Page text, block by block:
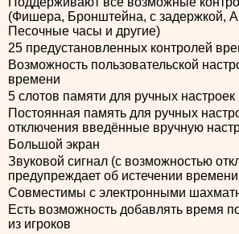
(Фишера, Бронштейна, с задержкой,
Песочные часы и другие)
25 предустановленных контролей
Возможность пользовательской
времени
5 слотов памяти для ручных настроек
Постоянная память для ручных
отключения введённые вручную
Большой экран
Звуковой сигнал (с возможностью
предупреждает об истечении времени
Совместимы с электронными
Есть возможность добавлять время
из игроков